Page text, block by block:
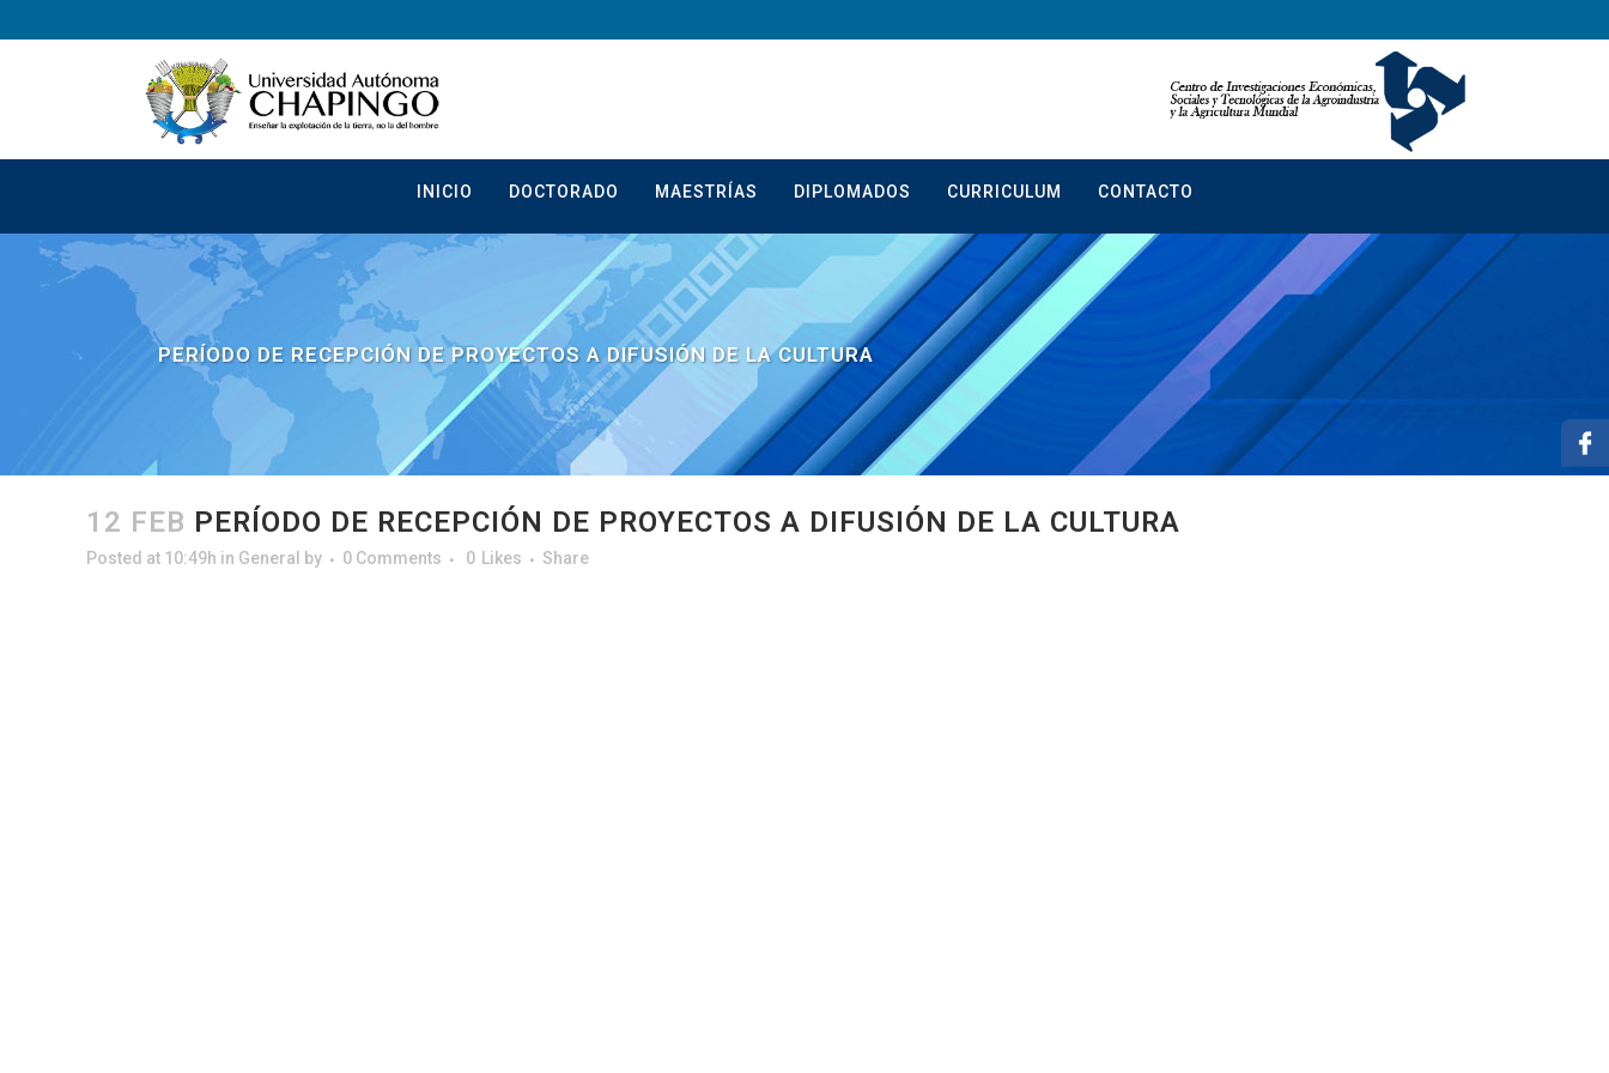
INICIO DOCTORADO MAESTRÍAS DIPLOMADOS CURRICULUM CONTACTO
PERÍODO DE RECEPCIÓN DE PROYECTOS A DIFUSIÓN DE LA CULTURA
12 FEB PERÍODO DE RECEPCIÓN DE PROYECTOS A DIFUSIÓN DE LA CULTURA
Posted at 10:49h in General by 0 Comments 0 Likes Share